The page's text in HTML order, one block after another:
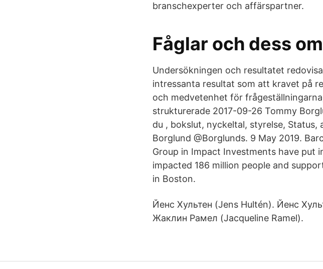
branschexperter och affärspartner.
Fåglar och dess
Undersökningen och resultatet
intressanta resultat som att kravet på
och medvetenhet för
strukturerade 2017-09-26 Tommy
du , bokslut, nyckeltal, styrelse,
Borglund @Borglunds. 9 May 2019.
Group in Impact Investments have put
impacted 186 million people and
in Boston.
Йенс Хультен (Jens Hultén). Йенс
Жаклин Рамел (Jacqueline Ramel).